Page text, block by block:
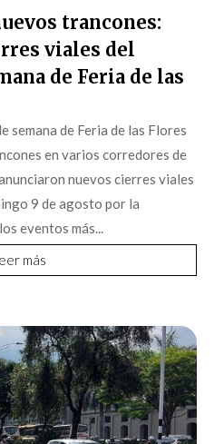
trancones:
viales del
de Feria de las
semana de Feria de las Flores
en varios corredores de
nuevos cierres viales
9 de agosto por la
eventos más...
más